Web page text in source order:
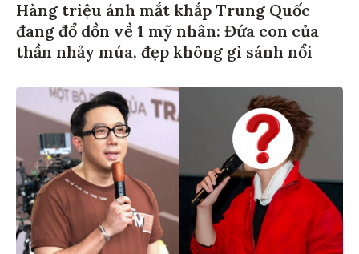
Hàng triệu ánh mắt khắp Trung Quốc
đang đổ dồn về 1 mỹ nhân: Đứa con của
thần nhảy múa, đẹp không gì sánh nổi